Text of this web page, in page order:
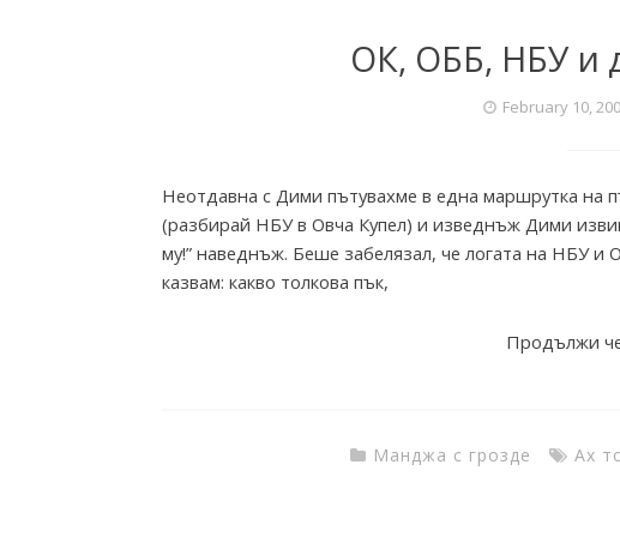
e
ОК, ОББ, НБУ и
February 10,
Неотдавна с Дими пътувахме в една маршрутка на
(разбирай НБУ в Овча Купел) и изведнъж Дими
му!” наведнъж. Беше забелязал, че логата на НБУ
казвам: какво толкова пък,
Продължи
Манджа с грозде Ах